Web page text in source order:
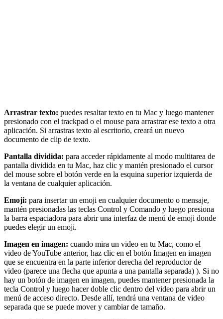
Arrastrar texto: puedes resaltar texto en tu Mac y luego mantener
presionado con el trackpad o el mouse para arrastrar ese texto a otra
aplicación. Si arrastras texto al escritorio, creará un nuevo
documento de clip de texto.
Pantalla dividida: para acceder rápidamente al modo multitarea de
pantalla dividida en tu Mac, haz clic y mantén presionado el cursor
del mouse sobre el botón verde en la esquina superior izquierda de
la ventana de cualquier aplicación.
Emoji: para insertar un emoji en cualquier documento o mensaje,
mantén presionadas las teclas Control y Comando y luego presiona
la barra espaciadora para abrir una interfaz de menú de emoji donde
puedes elegir un emoji.
Imagen en imagen: cuando mira un video en tu Mac, como el
video de YouTube anterior, haz clic en el botón Imagen en imagen
que se encuentra en la parte inferior derecha del reproductor de
video (parece una flecha que apunta a una pantalla separada) ). Si no
hay un botón de imagen en imagen, puedes mantener presionada la
tecla Control y luego hacer doble clic dentro del video para abrir un
menú de acceso directo. Desde allí, tendrá una ventana de video
separada que se puede mover y cambiar de tamaño.